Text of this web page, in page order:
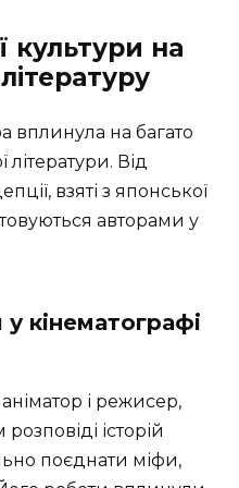
культури на
вплинула на багато
літератури. Від
взяті з японської
авторами у
кінематографі
і режисер,
історій
поєднати міфи,